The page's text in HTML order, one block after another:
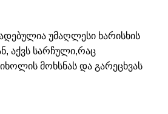
უმაღლესი ხარისხის
აქვს სარჩული,რაც
მოხსნას და გარეცხვას